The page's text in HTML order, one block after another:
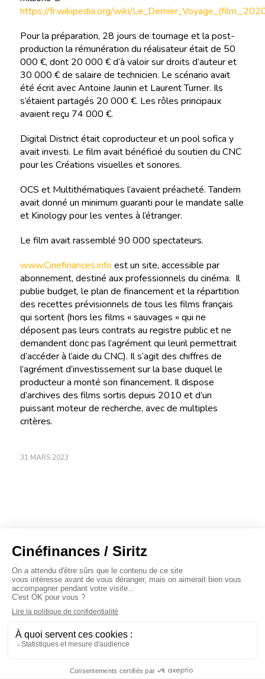
https://fr.wikipedia.org/wiki/
Pour la préparation, 28 jours de tournage et la post-
production la rémunération du réalisateur était de 50
000 €, dont 20 000 € d’à valoir sur droits d’auteur et
30 000 € de salaire de technicien. Le scénario avait
été écrit avec Antoine Jaunin et Laurent Turner. Ils
s’étaient partagés 20 000 €. Les rôles principaux
avaient reçu 74 000 €.
Digital District était coproducteur et un pool sofica y
avait investi. Le film avait bénéficié du soutien du CNC
pour les Créations visuelles et sonores.
OCS et Multithématiques l’avaient préacheté. Tandem
avait donné un minimum guaranti pour le mandate salle
et Kinology pour les ventes à l’étranger.
Le film avait rassemblé 90 000 spectateurs.
www.Cinefinances.info est un site, accessible par
abonnement, destiné aux professionnels du cinéma. Il
publie budget, le plan de financement et la répartition
des recettes prévisionnels de tous les films français
qui sortent (hors les films « sauvages » qui ne
déposent pas leurs contrats au registre public et ne
demandent donc pas l’agrément qui leuril permettrait
d’accéder à l’aide du CNC). Il s’agit des chiffres de
l’agrément d’investissement sur la base duquel le
producteur a monté son financement. Il dispose
d’archives des films sortis depuis 2010 et d’un
puissant moteur de recherche, avec de multiples
critères.
31 MARS 2023
À propos
Baromètres
Cinéscoop
Éditorial
Le Carrefour
Siritz © 2020 -